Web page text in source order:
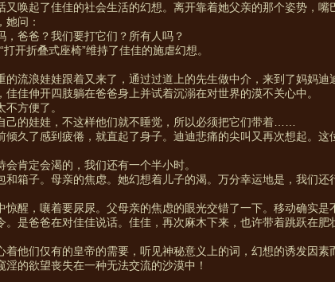
唤起了佳佳的社会生活的幻想。离开靠着她父亲的那个姿势，嘴
问：
爸爸？我们要打它们？所有人吗？
开折叠式座椅”维持了佳佳的施虐幻想。
的流浪娃娃跟着又来了，通过过道上的先生做中介，来到了妈妈
佳伸开四肢躺在爸爸身上并试着沉溺在对世界的漠不关心中。
方便了。
的娃娃，不这样他们就不睡觉，所以必须把它们带着……
久了感到疲倦，就直起了身子。迪迪悲痛的尖叫又再次想起。
肯定会渴的，我们还有一个半小时。
箱子。母亲的焦虑。她幻想着儿子的渴。万分幸运地是，我们
惊醒，嚷着要尿尿。父母亲的焦虑的眼光交错了一下。移动确实
是爸爸在对佳佳说话。佳佳，再次麻木下来，也许带着跳跃在
他们仅有的皇帝的需要，听见神秘意义上的词，幻想的诱发因
的欲望丧失在一种无法交流的沙漠中！